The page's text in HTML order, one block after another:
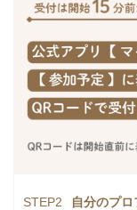
STEP2 自分のプ